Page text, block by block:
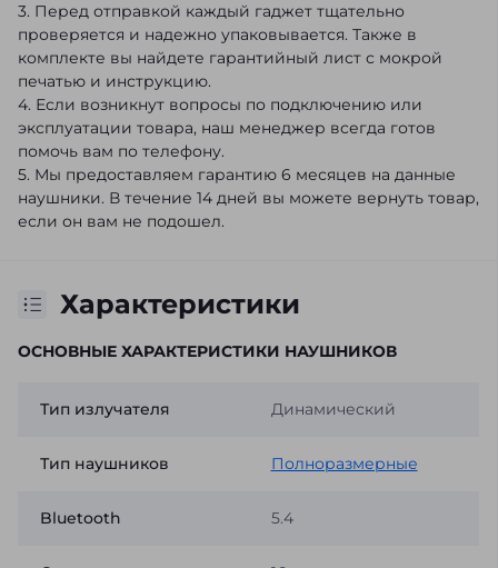
3. Перед отправкой каждый гаджет тщательно
проверяется и надежно упаковывается. Также в
комплекте вы найдете гарантийный лист с мокрой
печатью и инструкцию.
4. Если возникнут вопросы по подключению или
эксплуатации товара, наш менеджер всегда готов
помочь вам по телефону.
5. Мы предоставляем гарантию 6 месяцев на данные
наушники. В течение 14 дней вы можете вернуть товар,
если он вам не подошел.
Характеристики
ОСНОВНЫЕ ХАРАКТЕРИСТИКИ НАУШНИКОВ
Тип излучателя Динамический
Тип наушников Полноразмерные
Bluetooth 5.4